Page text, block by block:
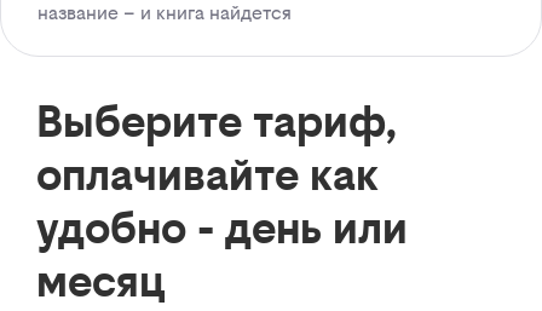
название – и книга найдется
Выберите тариф,
оплачивайте как
удобно - день или
месяц